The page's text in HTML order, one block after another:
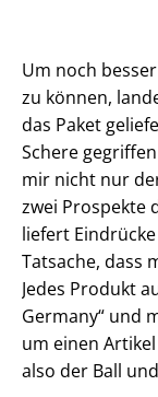
Um noch
zu können,
das Paket
Schere
mir nicht nur
zwei Prospekte
liefert
Tatsache, dass
Jedes Produkt
Germany“ und
um einen
also der Ball